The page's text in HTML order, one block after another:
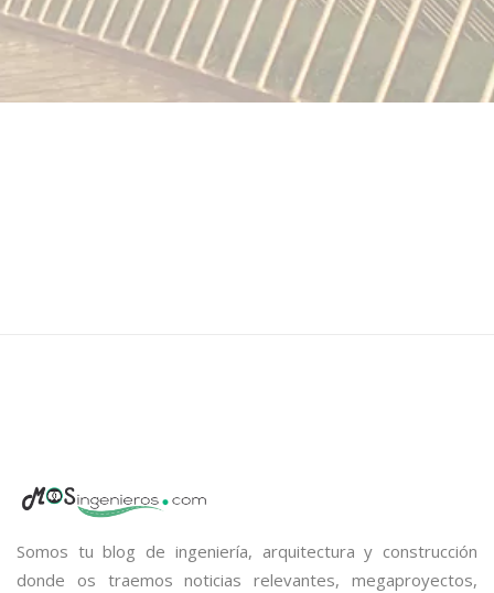
Somos tu blog de ingeniería, arquitectura y construcción
donde os traemos noticias relevantes, megaproyectos,